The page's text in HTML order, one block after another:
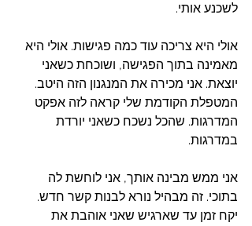
לשכנע אותי.
אולי היא צריכה עוד כמה פגישות. אולי היא
מאמינה בתוך הפגישה, ושוכחת כשאני
יוצאת. אני מכירה את המנגנון הזה היטב.
המטפלת הקודמת שלי קראה לזה אפקט
המדרגות. שהכל נשכח כשאני יורדת
במדרגות.
אני ממש מבינה אותך, אני לוחשת לה
בתוכי. זה מבהיל נורא לבנות קשר חדש.
יקח זמן עד שארגיש שאני אוהבת את